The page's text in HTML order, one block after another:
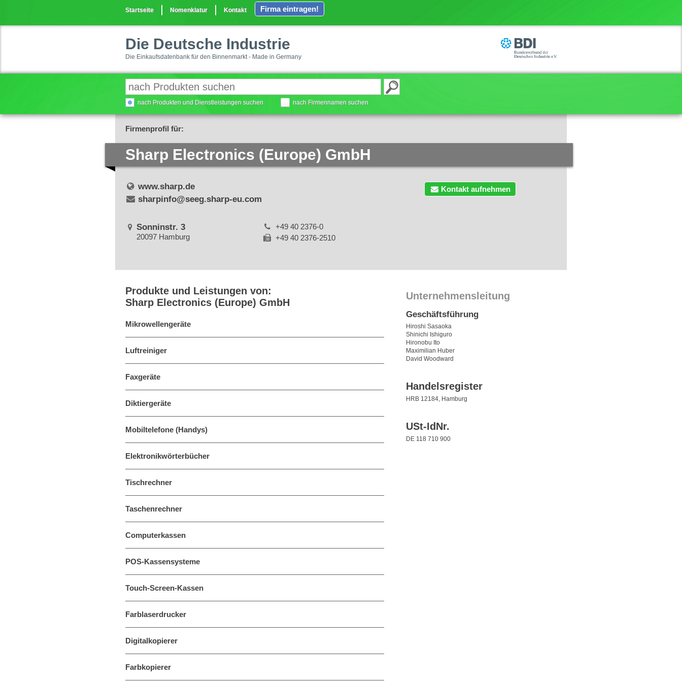
Startseite Nomenklatur Kontakt Firma eintragen!
Die Deutsche Industrie
Die Einkaufsdatenbank für den Binnenmarkt - Made in Germany
nach Produkten und Dienstleistungen suchen nach Firmennamen suchen
Firmenprofil für:
Sharp Electronics (Europe) GmbH
Kontakt aufnehmen
www.sharp.de
sharpinfo@seeg.sharp-eu.com
Sonninstr. 3
20097 Hamburg
+49 40 2376-0
+49 40 2376-2510
Produkte und Leistungen von:
Sharp Electronics (Europe) GmbH
Mikrowellengeräte
Luftreiniger
Faxgeräte
Diktiergeräte
Mobiltelefone (Handys)
Elektronikwörterbücher
Tischrechner
Taschenrechner
Computerkassen
POS-Kassensysteme
Touch-Screen-Kassen
Farblaserdrucker
Digitalkopierer
Farbkopierer
Unternehmensleitung
Geschäftsführung
Hiroshi Sasaoka
Shinichi Ishiguro
Hironobu Ito
Maximilian Huber
David Woodward
Handelsregister
HRB 12184, Hamburg
USt-IdNr.
DE 118 710 900